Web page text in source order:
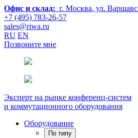
Офис и склад: г. Москва, ул.
+7 (495) 783-26-57
sales@riwa.ru
RU EN
Позвоните мне
Эксперт на рынке конференц-систем
и коммутационного оборудования
Оборудование
По типу